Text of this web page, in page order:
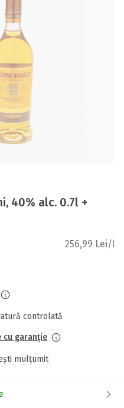
40% alc. 0.7l +
256,99 Lei/l
controlată
cu garanție
mulțumit